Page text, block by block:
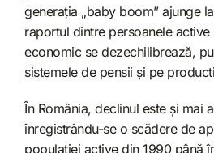
generația „baby boom” ajunge
raportul dintre persoanele active
economic se dezechilibrează,
sistemele de pensii și pe
În România, declinul este și mai
înregistrându-se o scădere de
populației active din 1990 până